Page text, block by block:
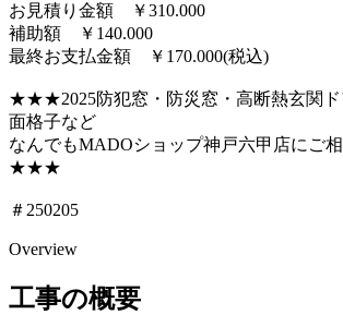
お見積り金額 ￥310.000
補助額 ￥140.000
最終お支払金額 ￥170.000(税込)
★★★2025防犯窓・防災窓・高断熱玄関ド
面格子など
なんでもMADOショップ神戸六甲店にご
★★★
＃250205
Overview
工事の概要